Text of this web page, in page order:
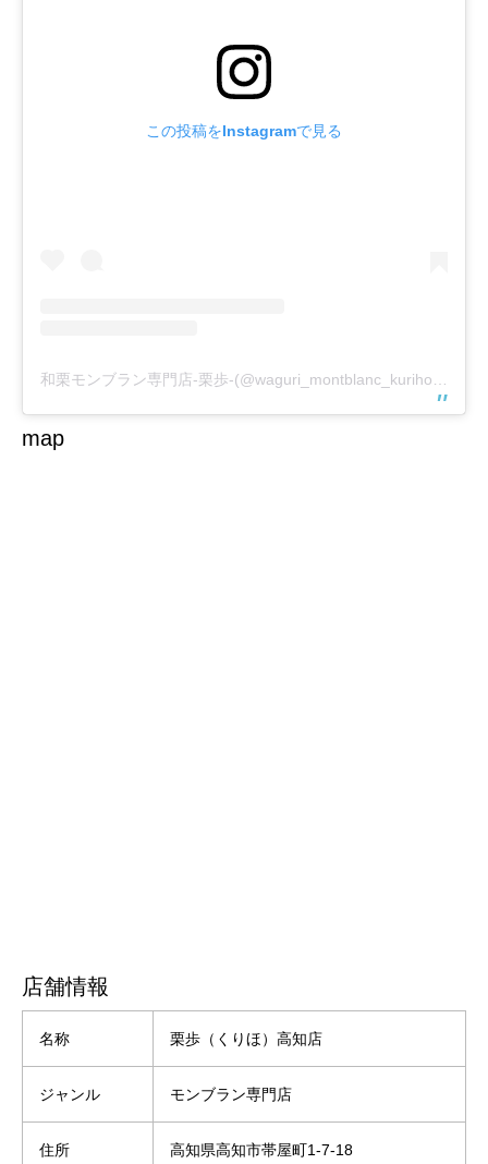
この投稿をInstagramで見る
map
店舗情報
名称 栗歩（くりほ）高知店
ジャンル モンブラン専門店
住所 高知県高知市帯屋町1-7-18